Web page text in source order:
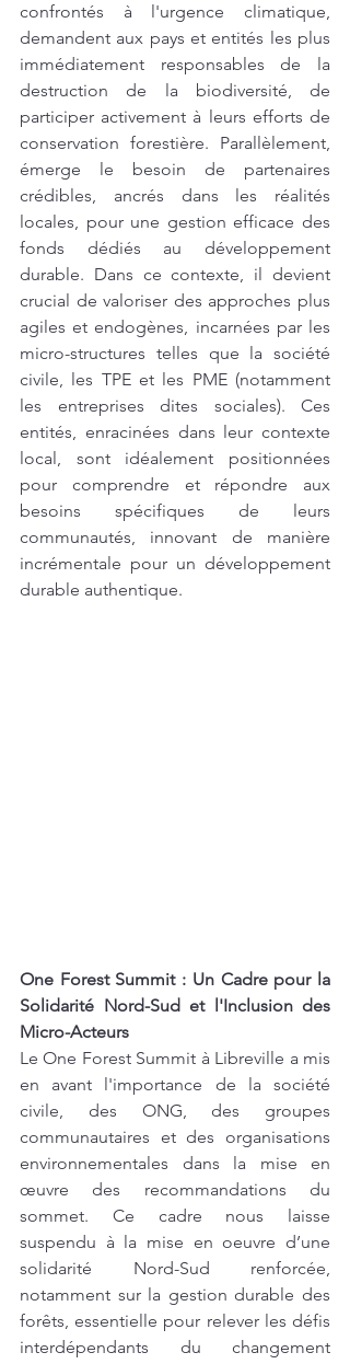
confrontés à l'urgence climatique,
demandent aux pays et entités les plus
immédiatement responsables de la
destruction de la biodiversité, de
participer activement à leurs efforts de
conservation forestière. Parallèlement,
émerge le besoin de partenaires
crédibles, ancrés dans les réalités
locales, pour une gestion efficace des
fonds dédiés au développement
durable. Dans ce contexte, il devient
crucial de valoriser des approches plus
agiles et endogènes, incarnées par les
micro-structures telles que la société
civile, les TPE et les PME (notamment
les entreprises dites sociales). Ces
entités, enracinées dans leur contexte
local, sont idéalement positionnées
pour comprendre et répondre aux
besoins spécifiques de leurs
communautés, innovant de manière
incrémentale pour un développement
durable authentique.
One Forest Summit : Un Cadre pour la
Solidarité Nord-Sud et l'Inclusion des
Micro-Acteurs
Le One Forest Summit à Libreville a mis
en avant l'importance de la société
civile, des ONG, des groupes
communautaires et des organisations
environnementales dans la mise en
œuvre des recommandations du
sommet. Ce cadre nous laisse
suspendu à la mise en oeuvre d’une
solidarité Nord-Sud renforcée,
notamment sur la gestion durable des
forêts, essentielle pour relever les défis
interdépendants du changement